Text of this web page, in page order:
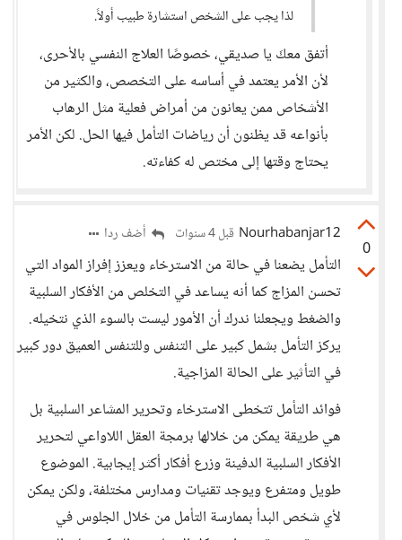
لذا يجب على الشخص استشارة طبيب أولاً.
أتفق معكَ يا صديقي، خصوصًا العلاج النفسي بالأحرى،
لأن الأمر يعتمد في أساسه على التخصص، والكثير من
الأشخاص ممن يعانون من أمراض فعلية مثل الرهاب
بأنواعه قد يظنون أن رياضات التأمل فيها الحل. لكن الأمر
يحتاج وقتها إلى مختص له كفاءته.
0
Nourhabanjar12 قبل 4 سنوات أضف ردا
التأمل يضعنا في حالة من الاسترخاء ويعزز إفراز المواد التي
تحسن المزاج كما أنه يساعد في التخلص من الأفكار السلبية
والضغط ويجعلنا ندرك أن الأمور ليست بالسوء الذي نتخيله.
يركز التأمل بشمل كبير على التنفس وللتنفس العميق دور كبير
في التأثير على الحالة المزاجية.
فوائد التأمل تتخطى الاسترخاء وتحرير المشاعر السلبية بل
هي طريقة يمكن من خلالها برمجة العقل اللاواعي لتحرير
الأفكار السلبية الدفينة وزرع أفكار أكثر إيجابية. الموضوع
طويل ومتفرع ويوجد تقنيات ومدارس مختلفة، ولكن يمكن
لأي شخص البدأ بممارسة التأمل من خلال الجلوس في